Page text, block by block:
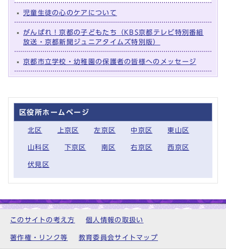
児童生徒の心のケアについて
がんばれ！京都の子どもたち（KBS京都テレビ特別番組
放送・京都新聞ジュニアタイムズ特別版）
京都市立学校・幼稚園の保護者の皆様へのメッセージ
区役所ホームページ
北区 上京区 左京区 中京区 東山区
山科区 下京区 南区 右京区 西京区
伏見区
このサイトの考え方 個人情報の取扱い
著作権・リンク等 教育委員会サイトマップ